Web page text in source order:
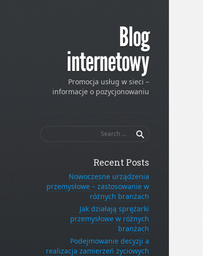
Blog
internetowy
Promocja usług w sieci –
informacje o pozycjonowaniu
Recent Posts
Nowoczesne urządzenia
przemysłowe – zastosowanie w
różnych branżach
Jak działają sprężarki
przemysłowe w różnych
branżach
Podejmowanie decyzji a
realizacja zamierzeń życiowych